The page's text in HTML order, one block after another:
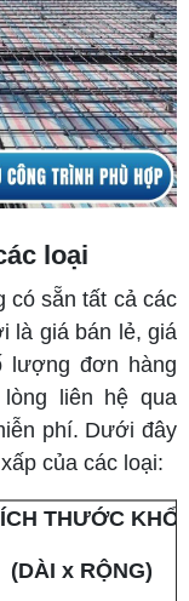
loại
có sẵn tất cả các
là giá bán lẻ, giá
lượng đơn hàng
liên hệ qua
phí. Dưới đây
của các loại:
THƯỚC KHỔ
(DÀI x RỘNG)